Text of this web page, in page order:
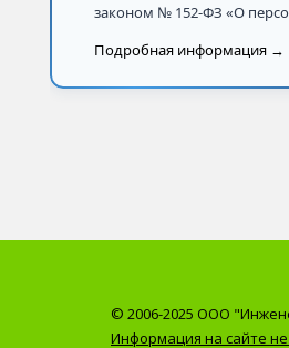
законом № 152-ФЗ «О
Подробная информация →
© 2006-2025 ООО
Информация на сайте